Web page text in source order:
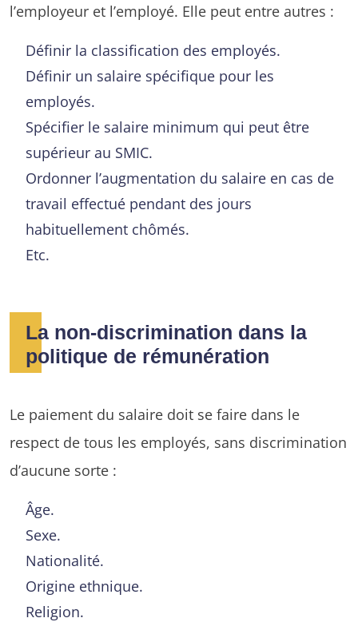
l’employeur et l’employé. Elle peut entre autres :
Définir la classification des employés.
Définir un salaire spécifique pour les
employés.
Spécifier le salaire minimum qui peut être
supérieur au SMIC.
Ordonner l’augmentation du salaire en cas de
travail effectué pendant des jours
habituellement chômés.
Etc.
La non-discrimination dans la
politique de rémunération
Le paiement du salaire doit se faire dans le
respect de tous les employés, sans discrimination
d’aucune sorte :
Âge.
Sexe.
Nationalité.
Origine ethnique.
Religion.